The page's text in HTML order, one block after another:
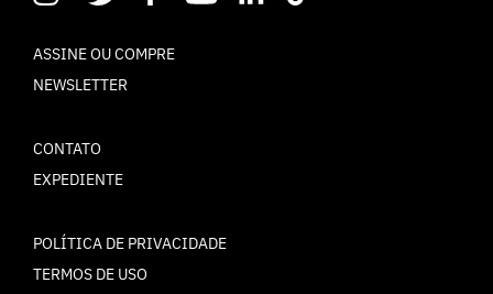
ASSINE OU COMPRE
NEWSLETTER
CONTATO
EXPEDIENTE
POLÍTICA DE PRIVACIDADE
TERMOS DE USO